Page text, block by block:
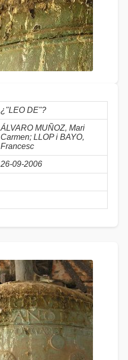
¿"LEO DE"?
ÁLVARO MUÑOZ, Mari
Carmen; LLOP i BAYO,
Francesc
26-09-2006